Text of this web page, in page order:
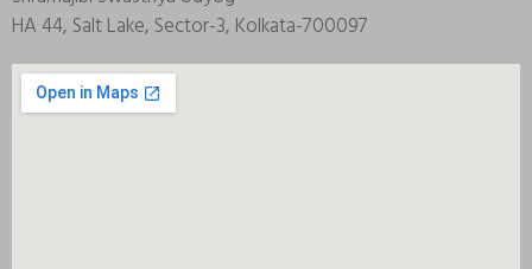
HA 44, Salt Lake, Sector-3, Kolkata-700097